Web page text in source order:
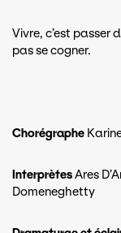
Vivre, c’est passer
pas se cogner.
Chorégraphe
InterprètesAres
Domeneghetty